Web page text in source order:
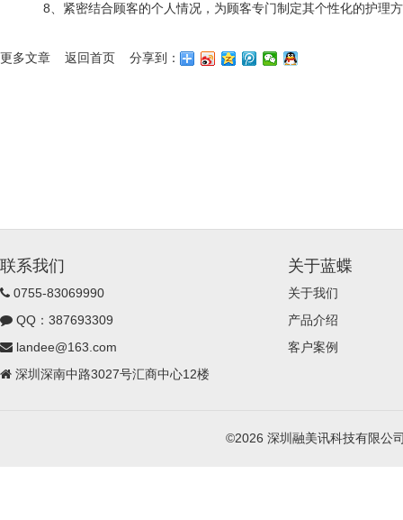
8、紧密结合顾客的个人情况，为顾客专门制定其个性化的护理
更多文章 返回首页 分享到：
联系我们
0755-83069990
QQ：387693309
landee@163.com
深圳深南中路3027号汇商中心12楼
关于蓝蝶
关于我们
产品介绍
客户案例
©2026 深圳融美讯科技有限公